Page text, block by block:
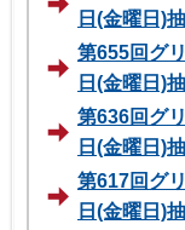
日(金曜日)
第655回グ
日(金曜日)
第636回グ
日(金曜日)
第617回グ
日(金曜日)